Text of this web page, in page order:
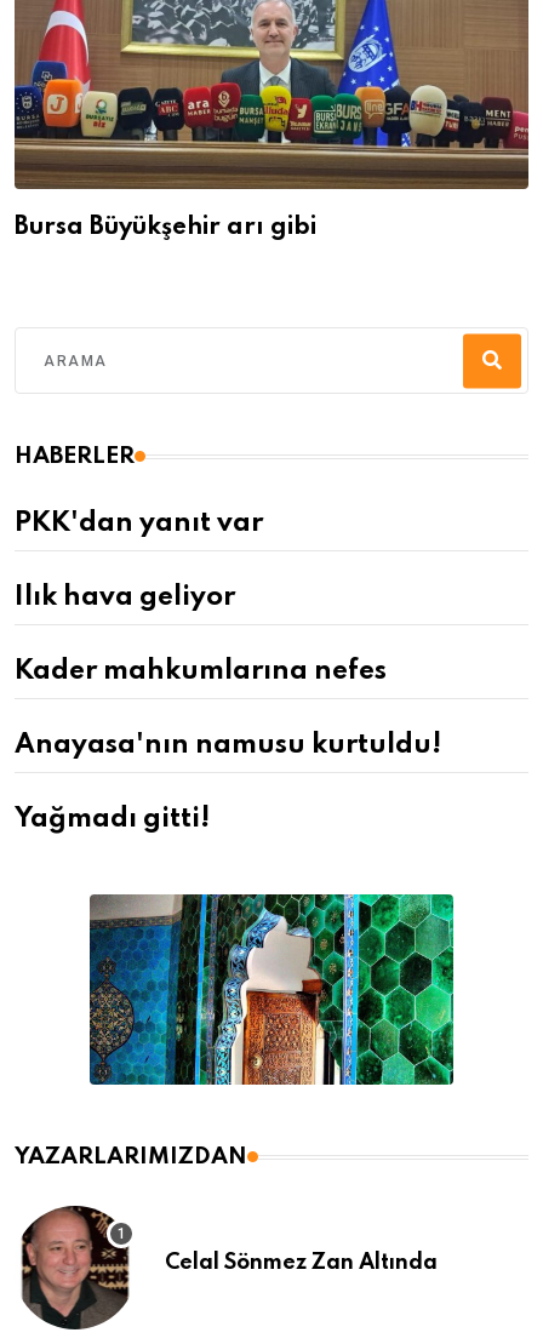
Bursa Büyükşehir arı gibi
HABERLER
PKK'dan yanıt var
Ilık hava geliyor
Kader mahkumlarına nefes
Anayasa'nın namusu kurtuldu!
Yağmadı gitti!
YAZARLARIMIZDAN
Celal Sönmez Zan Altında